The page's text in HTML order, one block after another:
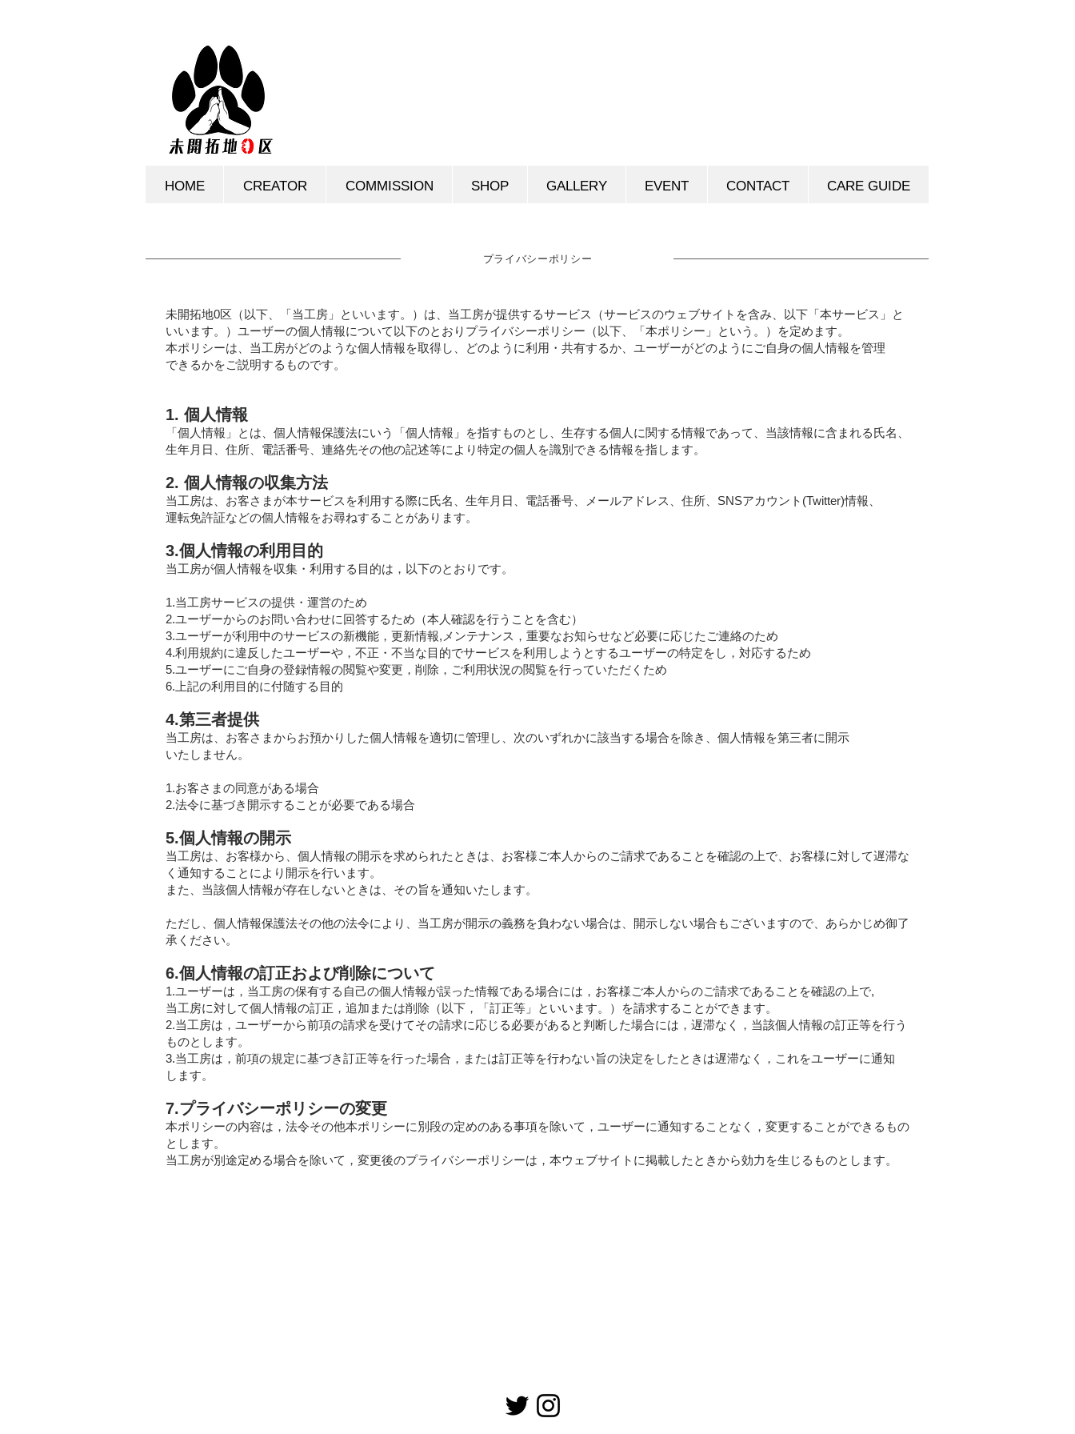
HOME CREATOR COMMISSION SHOP GALLERY EVENT CONTACT CARE GUIDE
プライバシーポリシー
未開拓地0区（以下、「当工房」といいます。）は、当工房が提供するサービス（サービスのウェブサイトを含み、以下「本サービス」と
いいます。）ユーザーの個人情報について以下のとおりプライバシーポリシー（以下、「本ポリシー」という。）を定めます。
本ポリシーは、当工房がどのような個人情報を取得し、どのように利用・共有するか、ユーザーがどのようにご自身の個人情報を管理
できるかをご説明するものです。
1. 個人情報
「個人情報」とは、個人情報保護法にいう「個人情報」を指すものとし、生存する個人に関する情報であって、当該情報に含まれる氏名、
生年月日、住所、電話番号、連絡先その他の記述等により特定の個人を識別できる情報を指します。
2. 個人情報の収集方法
当工房は、お客さまが本サービスを利用する際に氏名、生年月日、電話番号、メールアドレス、住所、SNSアカウント(Twitter)情報、
運転免許証などの個人情報をお尋ねすることがあります。
3.個人情報の利用目的
当工房が個人情報を収集・利用する目的は，以下のとおりです。
1.当工房サービスの提供・運営のため
2.ユーザーからのお問い合わせに回答するため（本人確認を行うことを含む）
3.ユーザーが利用中のサービスの新機能，更新情報,メンテナンス，重要なお知らせなど必要に応じたご連絡のため
4.利用規約に違反したユーザーや，不正・不当な目的でサービスを利用しようとするユーザーの特定をし，対応するため
5.ユーザーにご自身の登録情報の閲覧や変更，削除，ご利用状況の閲覧を行っていただくため
6.上記の利用目的に付随する目的
4.第三者提供
当工房は、お客さまからお預かりした個人情報を適切に管理し、次のいずれかに該当する場合を除き、個人情報を第三者に開示
いたしません。
1.お客さまの同意がある場合
2.法令に基づき開示することが必要である場合
5.個人情報の開示
当工房は、お客様から、個人情報の開示を求められたときは、お客様ご本人からのご請求であることを確認の上で、お客様に対して遅滞な
く通知することにより開示を行います。
また、当該個人情報が存在しないときは、その旨を通知いたします。
ただし、個人情報保護法その他の法令により、当工房が開示の義務を負わない場合は、開示しない場合もございますので、あらかじめ御了
承ください。
6.個人情報の訂正および削除について
1.ユーザーは，当工房の保有する自己の個人情報が誤った情報である場合には，お客様ご本人からのご請求であることを確認の上で,
当工房に対して個人情報の訂正，追加または削除（以下，「訂正等」といいます。）を請求することができます。
2.当工房は，ユーザーから前項の請求を受けてその請求に応じる必要があると判断した場合には，遅滞なく，当該個人情報の訂正等を行う
ものとします。
3.当工房は，前項の規定に基づき訂正等を行った場合，または訂正等を行わない旨の決定をしたときは遅滞なく，これをユーザーに通知
します。
7.プライバシーポリシーの変更
本ポリシーの内容は，法令その他本ポリシーに別段の定めのある事項を除いて，ユーザーに通知することなく，変更することができるもの
とします。
当工房が別途定める場合を除いて，変更後のプライバシーポリシーは，本ウェブサイトに掲載したときから効力を生じるものとします。